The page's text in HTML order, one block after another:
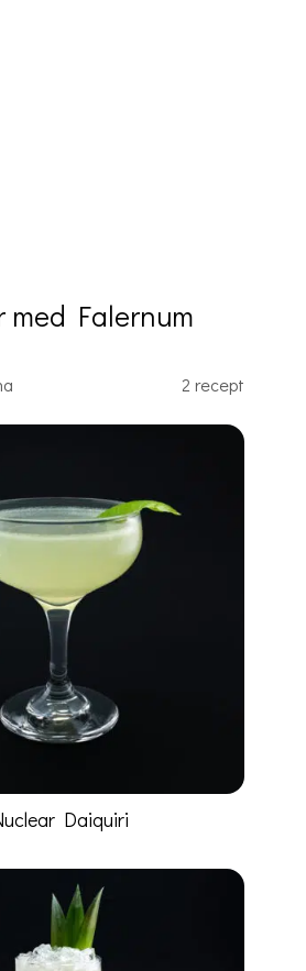
med Falernum
2 recept
Daiquiri